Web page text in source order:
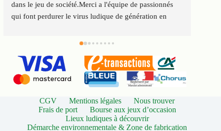
dans le jeu de société.Merci a l'équipe de passionnés
qui font perdurer le virus ludique de génération en
CGV Mentions légales
Nous trouver
Frais de port
Bourse aux jeux d’occasion
Lieux ludiques à découvrir
Démarche environnementale & Zone de fabrication